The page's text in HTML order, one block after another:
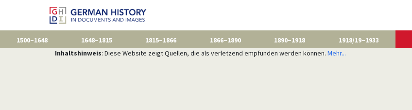
1500–1648 1648–1815 1815–1866 1866–1890 1890–1918 1918/19–1933
Inhaltshinweis: Diese Website zeigt Quellen, die als verletzend empfunden werden können. Mehr...